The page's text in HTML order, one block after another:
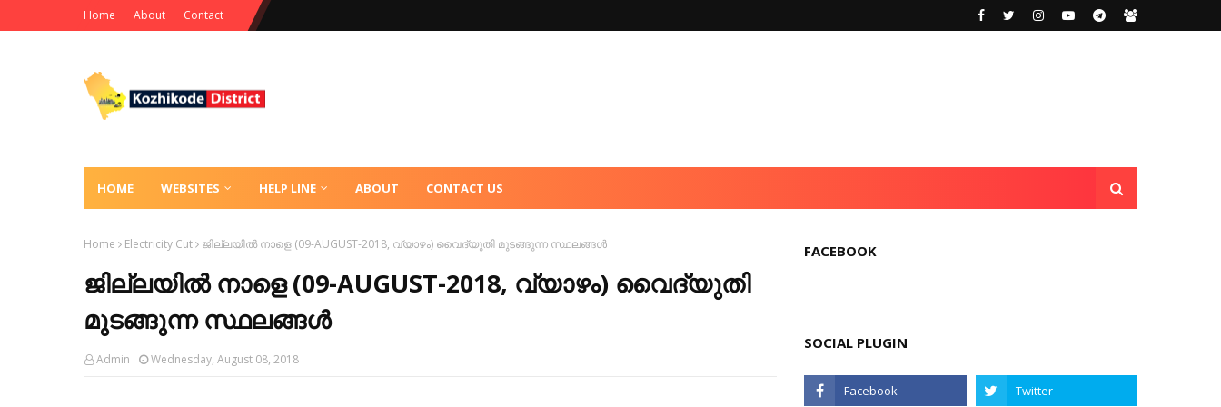
Home About Contact
HOME WEBSITES HELP LINE ABOUT CONTACT US
Home Electricity Cut ജില്ലയിൽ നാളെ (09-AUGUST-2018, വ്യാഴം) വൈദ്യുതി മുടങ്ങുന്ന സ്ഥലങ്ങൾ
ജില്ലയിൽ നാളെ (09-AUGUST-2018, വ്യാഴം) വൈദ്യുതി
മുടങ്ങുന്ന സ്ഥലങ്ങൾ
Admin Wednesday, August 08, 2018
FACEBOOK
SOCIAL PLUGIN